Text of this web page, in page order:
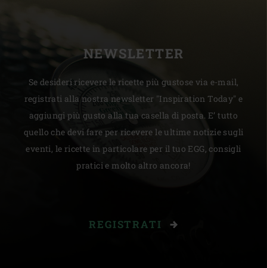
NEWSLETTER
Se desideri ricevere le ricette più gustose via e-mail,
registrati alla nostra newsletter "Inspiration Today" e
aggiungi più gusto alla tua casella di posta. E’ tutto
quello che devi fare per ricevere le ultime notizie sugli
eventi, le ricette in particolare per il tuo EGG, consigli
pratici e molto altro ancora!
REGISTRATI